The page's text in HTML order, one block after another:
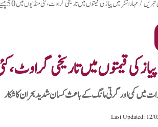
خبریں/مہاراشٹر میں پیاز کی قیمتوں میں تاریخی گراوٹ،کئی منڈیوں میں 50 پیسے فی کلو فروخت
قیمتوں میں تاریخی گراوٹ،کئی منڈیوں میں
میں کمی اور گرتی مانگ کے باعث کسان شدید بحران کا شکار
Last Updated: 12/